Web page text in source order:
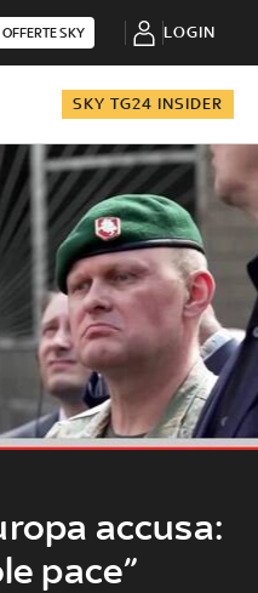
OFFERTE SKY LOGIN
SKY TG24 INSIDER
accusa:
pace”